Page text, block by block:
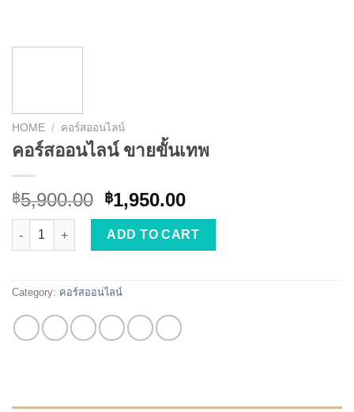
HOME / คอร์สออนไลน์
คอร์สออนไลน์ ขายขั้นเทพ
฿5,900.00 Original
price
was:
฿5,900.00.
฿1,950.00
price
is:
฿1,950.00.
คอร์สออนไลน์ ขายขั้นเทพ quantity
ADD TO CART
Category: คอร์สออนไลน์